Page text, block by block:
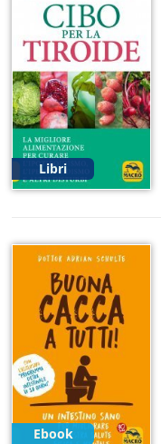
Libri
Ebook